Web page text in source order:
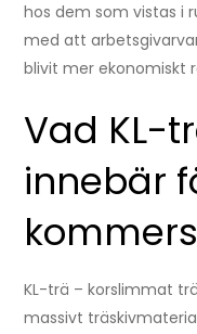
hos dem som vistas i
med att
blivit mer ekonomiskt
Vad KL-
innebär
KL-trä – korslimmat
massivt